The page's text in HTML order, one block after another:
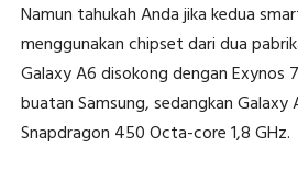
Namun tahukah Anda jika kedua
menggunakan chipset dari dua
Galaxy A6 disokong dengan Exynos
buatan Samsung, sedangkan
Snapdragon 450 Octa-core 1,8 GHz.